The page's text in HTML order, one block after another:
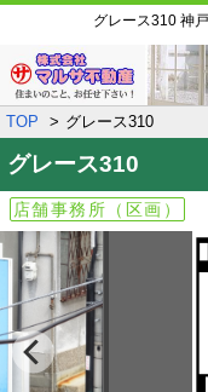
グレース310 神
TOP グレース310
グレース310
店舗事務所（区画）